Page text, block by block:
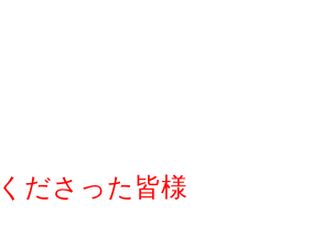
ださった皆様